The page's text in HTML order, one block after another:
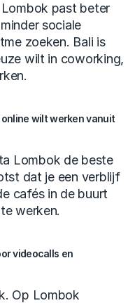
past beter
sociale
zoeken. Bali is
wilt in coworking,
wilt werken vanuit
Lombok de beste
dat je een verblijf
cafés in de buurt
werken.
videocalls en
Op Lombok